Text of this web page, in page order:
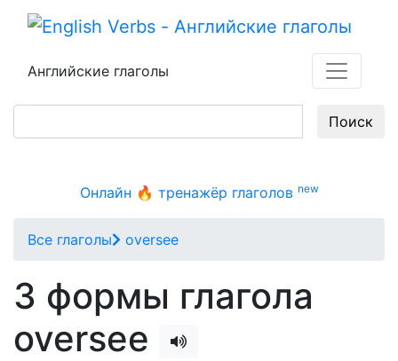
Английские глаголы
Поиск
Онлайн 🔥 тренажёр глаголов new
Все глаголы oversee
3 формы глагола
oversee